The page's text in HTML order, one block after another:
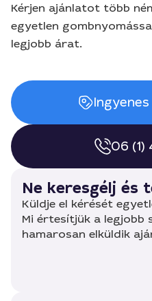
Kérjen ajánlatot több
egyetlen
legjobb árat.
06 (1)
Ne keresgélj és
Küldje el kérését
Mi értesítjük a legjobb
hamarosan elküldik